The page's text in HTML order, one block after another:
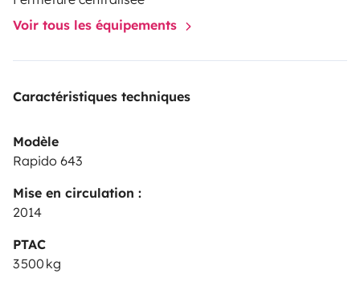
Voir tous les équipements
Caractéristiques techniques
Modèle
Rapido 643
Mise en circulation :
2014
PTAC
3 500 kg